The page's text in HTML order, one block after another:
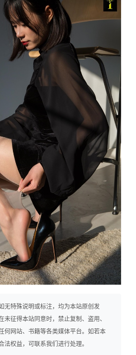
无特殊说明或标注，均为本站原创发
未征得本站同意时，禁止复制、盗用、
何网站、书籍等各类媒体平台。如若本
法权益，可联系我们进行处理。